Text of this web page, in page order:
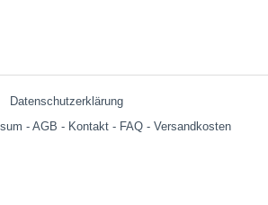
Datenschutzerklärung
- AGB - Kontakt- FAQ- Versandkosten